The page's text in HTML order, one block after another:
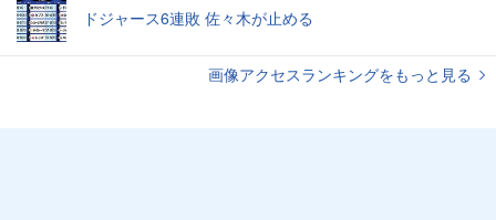
ドジャース6連敗 佐々木が止める
画像アクセスランキングをもっと見る